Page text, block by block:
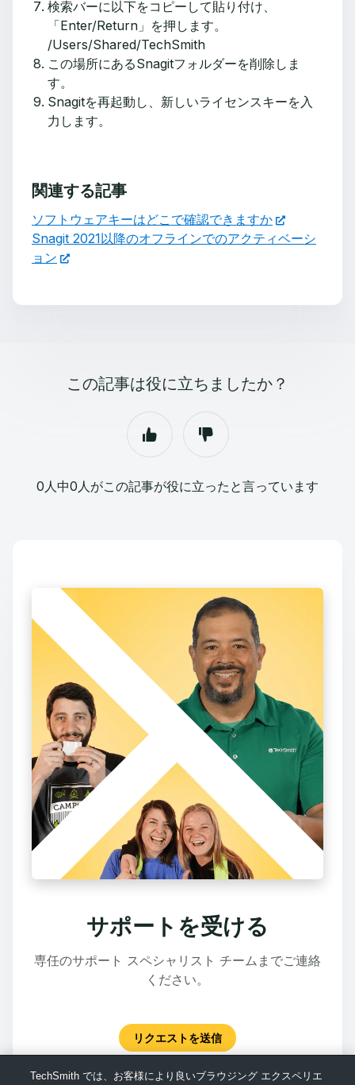
検索バーに以下をコピーして貼り付け、
「Enter/Return」を押します。
/Users/Shared/TechSmith
この場所にあるSnagitフォルダーを削除しま
す。
Snagitを再起動し、新しいライセンスキーを入
力します。
関連する記事
ソフトウェアキーはどこで確認できますか
Snagit 2021以降のオフラインでのアクティベーシ
ョン
この記事は役に立ちましたか？
0人中0人がこの記事が役に立ったと言っています
サポートを受ける
専任のサポート スペシャリスト チームまでご連絡
ください。
リクエストを送信
TechSmith では、お客様により良いブラウジング エクスペリエ